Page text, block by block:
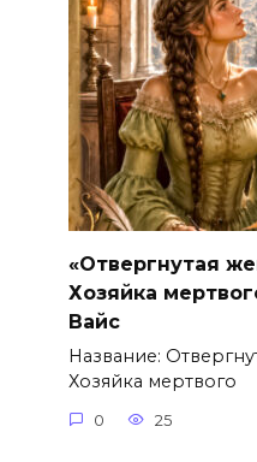
«Отвергнутая
Хозяйка
Вайс
Название:
Хозяйка мертвого
0 25